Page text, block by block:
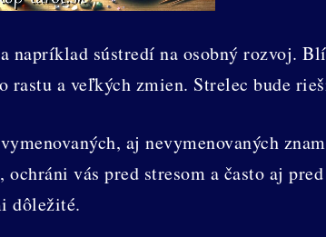
napríklad sústredí na osobný rozvoj.
rastu a veľkých zmien. Strelec bude
aj nevymenovaných
vás pred stresom a často aj
dôležité.